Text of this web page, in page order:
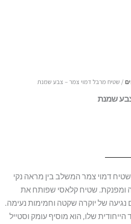
/ שטיח מרבל דמוי צמר – צבע שמנת
שמנת
שטיח דמוי צמר המשלב בין מראה נקי
ומפנקת. שטיח קלאסי שפותח את
נגיעה של יוקרה שקטה וחמימות נעימה.
שלו, הוא מוסיף עומק וסטייל